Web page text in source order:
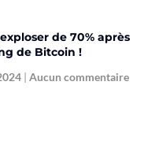
de 70% après
de Bitcoin !
Aucun commentaire